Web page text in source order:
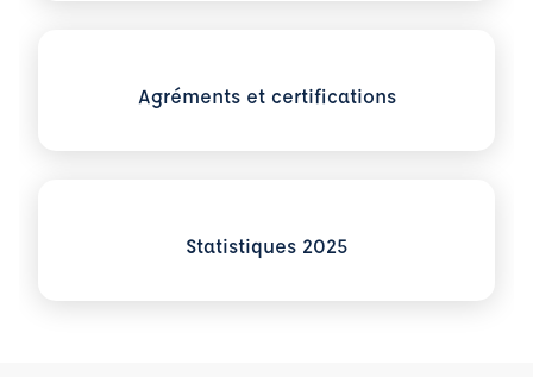
Agréments et certifications
Statistiques 2025